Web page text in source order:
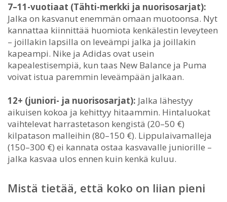
7–11-vuotiaat (Tähti-merkki ja nuorisosarjat):
Jalka on kasvanut enemmän omaan muotoonsa. Nyt
kannattaa kiinnittää huomiota kenkälestin leveyteen
– joillakin lapsilla on leveämpi jalka ja joillakin
kapeampi. Nike ja Adidas ovat usein
kapealestisempiä, kun taas New Balance ja Puma
voivat istua paremmin leveämpään jalkaan.
12+ (juniori- ja nuorisosarjat): Jalka lähestyy
aikuisen kokoa ja kehittyy hitaammin. Hintaluokat
vaihtelevat harrastetason kengistä (20–50 €)
kilpatason malleihin (80–150 €). Lippulaivamalleja
(150–300 €) ei kannata ostaa kasvavalle juniorille –
jalka kasvaa ulos ennen kuin kenkä kuluu.
Mistä tietää, että koko on liian pieni